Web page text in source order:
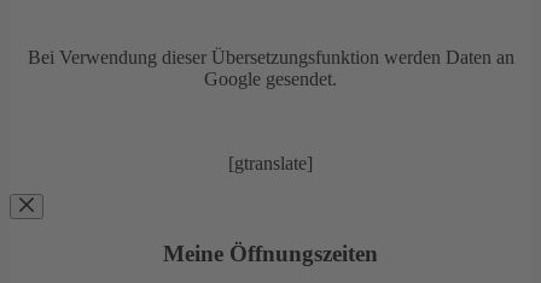
Bei Verwendung dieser Übersetzungsfunktion werden Daten an
Google gesendet.
[gtranslate]
Meine Öffnungszeiten